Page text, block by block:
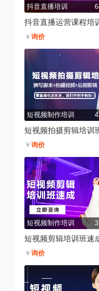
抖音直播培训
抖音直播运营课程培
￥询价
短视频制作培训
短视频拍摄剪辑培训
￥询价
短视频制作培训
短视频剪辑培训班速
￥询价